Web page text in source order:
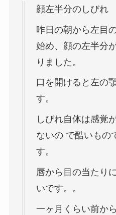
顔左半分のしびれ
昨日の朝から左目
始め、顔の左半分
りました。
口を開けると左の
す。
しびれ自体は感覚
ないの で酷いもの
す。
唇から目の当たり
いです。。
一ヶ月くらい前か